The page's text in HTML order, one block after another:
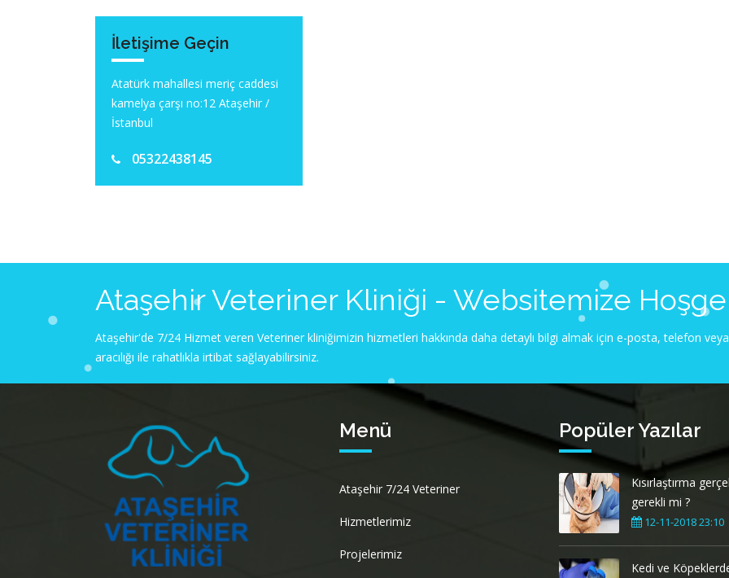
İletişime Geçin
Atatürk mahallesi meriç caddesi
kamelya çarşı no:12 Ataşehir /
İstanbul
05322438145
Ataşehir Veteriner Kliniği - Websitemize
Ataşehir'de 7/24 Hizmet veren Veteriner kliniğimizin hizmetleri hakkında daha detaylı bilgi almak için e-posta, telefon
aracılığı ile rahatlıkla irtibat sağlayabilirsiniz.
Menü
Ataşehir 7/24 Veteriner
Hizmetlerimiz
Projelerimiz
Popüler Yazılar
Kısırlaştırma
gerekli mi ?
12-11-2018 23:10
Kedi ve